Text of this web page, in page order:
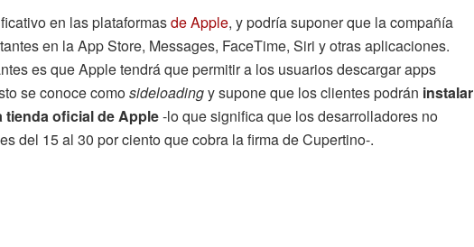
en las plataformasde Apple, y podría suponer que la compañía
en la App Store, Messages, FaceTime, Siri y otras aplicaciones.
es que Apple tendrá que permitir a los usuarios descargar apps
se conoce comosideloadingy supone que los clientes podrán instalar
tienda oficial de Apple-lo que significa que los desarrolladores no
del 15 al 30 por ciento que cobra la firma de Cupertino-.